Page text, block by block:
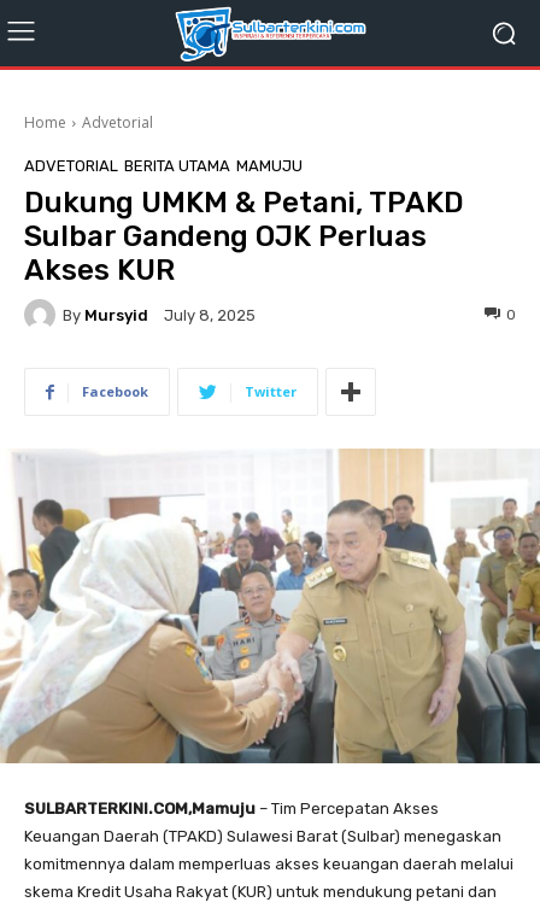
Home Advetorial
ADVETORIAL BERITA UTAMA MAMUJU
Dukung UMKM & Petani, TPAKD
Sulbar Gandeng OJK Perluas
Akses KUR
By Mursyid July 8, 2025 0
Facebook Twitter
SULBARTERKINI.COM,Mamuju – Tim Percepatan Akses
Keuangan Daerah (TPAKD) Sulawesi Barat (Sulbar) menegaskan
komitmennya dalam memperluas akses keuangan daerah melalui
skema Kredit Usaha Rakyat (KUR) untuk mendukung petani dan